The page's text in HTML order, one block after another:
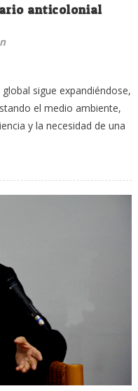
anticolonial
sigue expandiéndose,
el medio ambiente,
y la necesidad de una